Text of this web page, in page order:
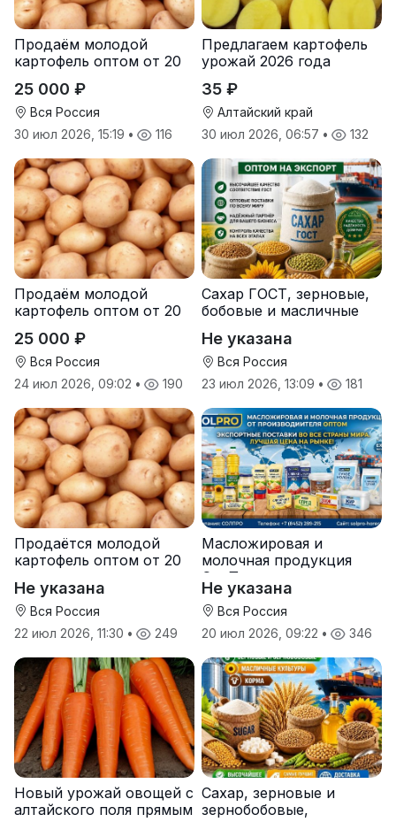
Продаём молодой
картофель оптом от 20
25 000 ₽
Вся Россия
30 июл 2026, 15:19 • 116
Предлагаем картофель
урожай 2026 года
35 ₽
Алтайский край
30 июл 2026, 06:57 • 132
Продаём молодой
картофель оптом от 20
25 000 ₽
Вся Россия
24 июл 2026, 09:02 • 190
Сахар ГОСТ, зерновые,
бобовые и масличные
Не указана
Вся Россия
23 июл 2026, 13:09 • 181
Продаётся молодой
картофель оптом от 20
Не указана
Вся Россия
22 июл 2026, 11:30 • 249
Масложировая и
молочная продукция
СолПро — экспортные
поставки
Не указана
Вся Россия
20 июл 2026, 09:22 • 346
Новый урожай овощей с
алтайского поля прямым
Сахар, зерновые и
зернобобовые,